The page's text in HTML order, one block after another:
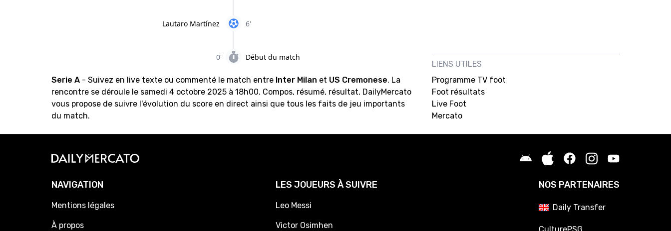
6'
Lautaro Martínez
0' Début du match
Serie A - Suivez en live texte ou commenté le match entre Inter Milan et US Cremonese. La
rencontre se déroule le samedi 4 octobre 2025 à 18h00. Compos, résumé, résultat, DailyMercato
vous propose de suivre l'évolution du score en direct ainsi que tous les faits de jeu importants
du match.
LIENS UTILES
Programme TV foot
Foot résultats
Live Foot
Mercato
NAVIGATION
Mentions légales
À propos
LES JOUEURS À SUIVRE
Leo Messi
Victor Osimhen
NOS PARTENAIRES
Daily Transfer